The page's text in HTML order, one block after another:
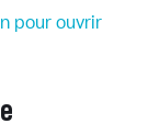
pour ouvrir